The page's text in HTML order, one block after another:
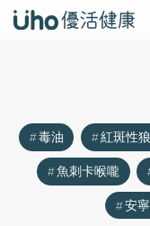
毒油 紅斑性
魚刺卡喉嚨
安